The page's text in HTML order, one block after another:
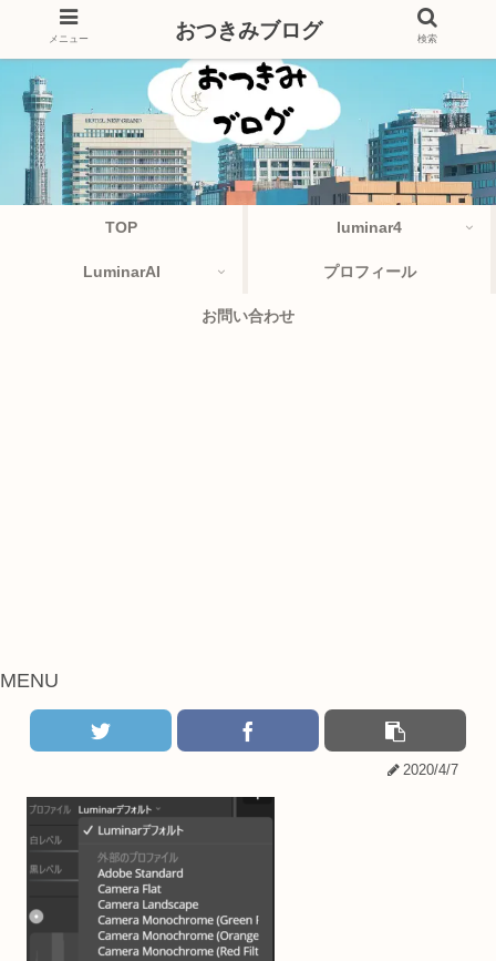
TOP luminar4
LuminarAI プロフィール
お問い合わせ
MENU
2020/4/7
メニュー おつきみブログ 検索